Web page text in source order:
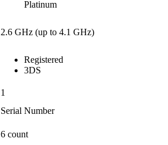
Platinum
2.6 GHz (up to 4.1 GHz)
Registered
3DS
1
Serial Number
6 count